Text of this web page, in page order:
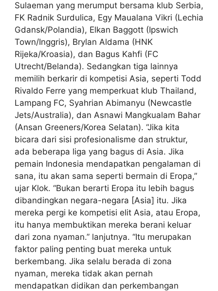
Sulaeman yang merumput bersama klub Serbia,
FK Radnik Surdulica, Egy Maualana Vikri (Lechia
Gdansk/Polandia), Elkan Baggott (Ipswich
Town/Inggris), Brylan Aldama (HNK
Rijeka/Kroasia), dan Bagus Kahfi (FC
Utrecht/Belanda). Sedangkan tiga lainnya
memilih berkarir di kompetisi Asia, seperti Todd
Rivaldo Ferre yang memperkuat klub Thailand,
Lampang FC, Syahrian Abimanyu (Newcastle
Jets/Australia), dan Asnawi Mangkualam Bahar
(Ansan Greeners/Korea Selatan). “Jika kita
bicara dari sisi profesionalisme dan struktur,
ada beberapa liga yang bagus di Asia. Jika
pemain Indonesia mendapatkan pengalaman di
sana, itu akan sama seperti bermain di Eropa,”
ujar Klok. “Bukan berarti Eropa itu lebih bagus
dibandingkan negara-negara [Asia] itu. Jika
mereka pergi ke kompetisi elit Asia, atau Eropa,
itu hanya membuktikan mereka berani keluar
dari zona nyaman.” lanjutnya. “Itu merupakan
faktor paling penting buat mereka untuk
berkembang. Jika selalu berada di zona
nyaman, mereka tidak akan pernah
mendapatkan didikan dan perkembangan